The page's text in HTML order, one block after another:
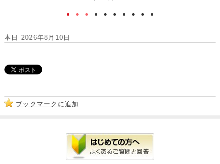
本日 2026年8月10日
ブックマークに追加